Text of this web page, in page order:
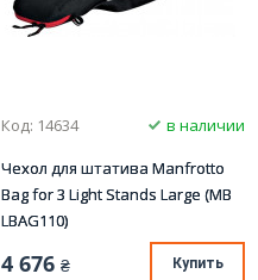
Код: 14634
в наличии
Чехол для штатива Manfrotto
Bag for 3 Light Stands Large (MB
LBAG110)
4 676 ₴ Купить